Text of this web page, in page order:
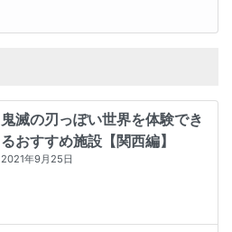
鬼滅の刃っぽい世界を体験でき
るおすすめ施設【関西編】
2021年9月25日